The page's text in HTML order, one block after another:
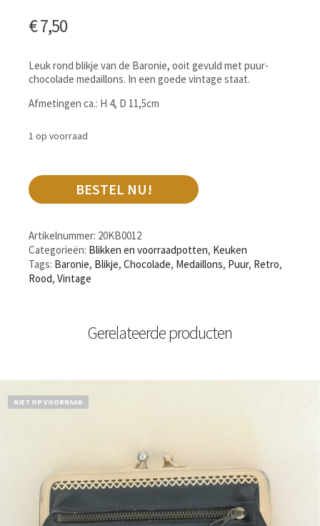
€7,50
Leuk rond blikje van de Baronie, ooit gevuld met puur-
chocolade medaillons. In een goede vintage staat.
Afmetingen ca.: H 4, D 11,5cm
1 op voorraad
BESTEL NU!
Artikelnummer: 20KB0012
Categorieën: Blikken en voorraadpotten, Keuken
Tags: Baronie, Blikje, Chocolade, Medaillons, Puur, Retro,
Rood, Vintage
Gerelateerde producten
NIET OP VOORRAAD